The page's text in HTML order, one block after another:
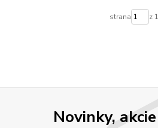
strana z 1
Novinky,